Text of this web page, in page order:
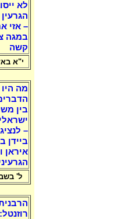
לא
– אזי
במגה
קשה
י"א באדר/
מה היו
בין
–
ביידן
איראן
ל' בשבט/